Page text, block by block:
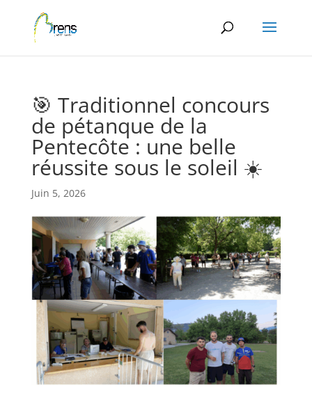
🎯 Traditionnel concours
de pétanque de la
Pentecôte : une belle
réussite sous le soleil ☀️
Juin 5, 2026